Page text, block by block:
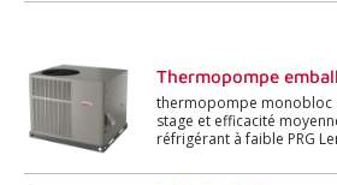
page.
Thermopompe
thermopompe monobloc
stage et efficacité
réfrigérant à faible PRG